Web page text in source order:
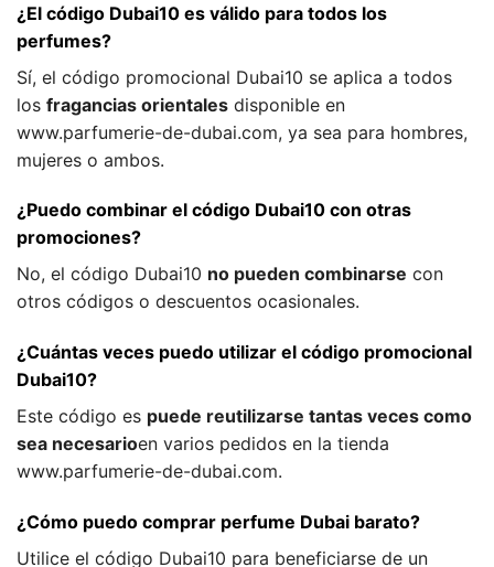
¿El código Dubai10 es válido para todos los
perfumes?
Sí, el código promocional Dubai10 se aplica a todos
los fragancias orientales disponible en
www.parfumerie-de-dubai.com, ya sea para hombres,
mujeres o ambos.
¿Puedo combinar el código Dubai10 con otras
promociones?
No, el código Dubai10 no pueden combinarse con
otros códigos o descuentos ocasionales.
¿Cuántas veces puedo utilizar el código promocional
Dubai10?
Este código es puede reutilizarse tantas veces como
sea necesarioen varios pedidos en la tienda
www.parfumerie-de-dubai.com.
¿Cómo puedo comprar perfume Dubai barato?
Utilice el código Dubai10 para beneficiarse de un